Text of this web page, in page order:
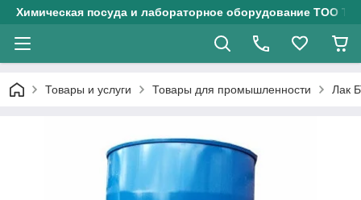
Химическая посуда и лабораторное оборудование ТОО
Товары и услуги Товары для промышленности Лак